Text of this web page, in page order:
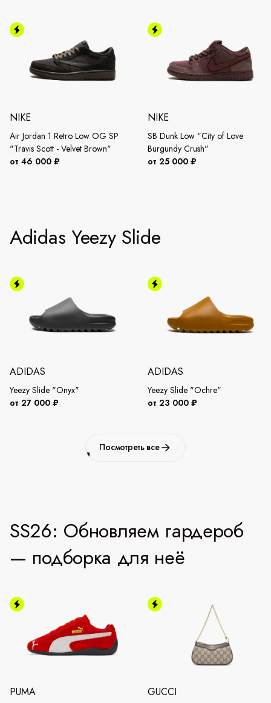
NIKE
Air Jordan 1 Retro Low OG SP
"Travis Scott - Velvet Brown"
от 46 000 ₽
NIKE
SB Dunk Low "City of Love
Burgundy Crush"
от 25 000 ₽
Adidas Yeezy Slide
ADIDAS
Yeezy Slide "Onyx"
от 27 000 ₽
ADIDAS
Yeezy Slide "Ochre"
от 23 000 ₽
Посмотреть все
SS26: Обновляем гардероб
— подборка для неё
PUMA GUCCI